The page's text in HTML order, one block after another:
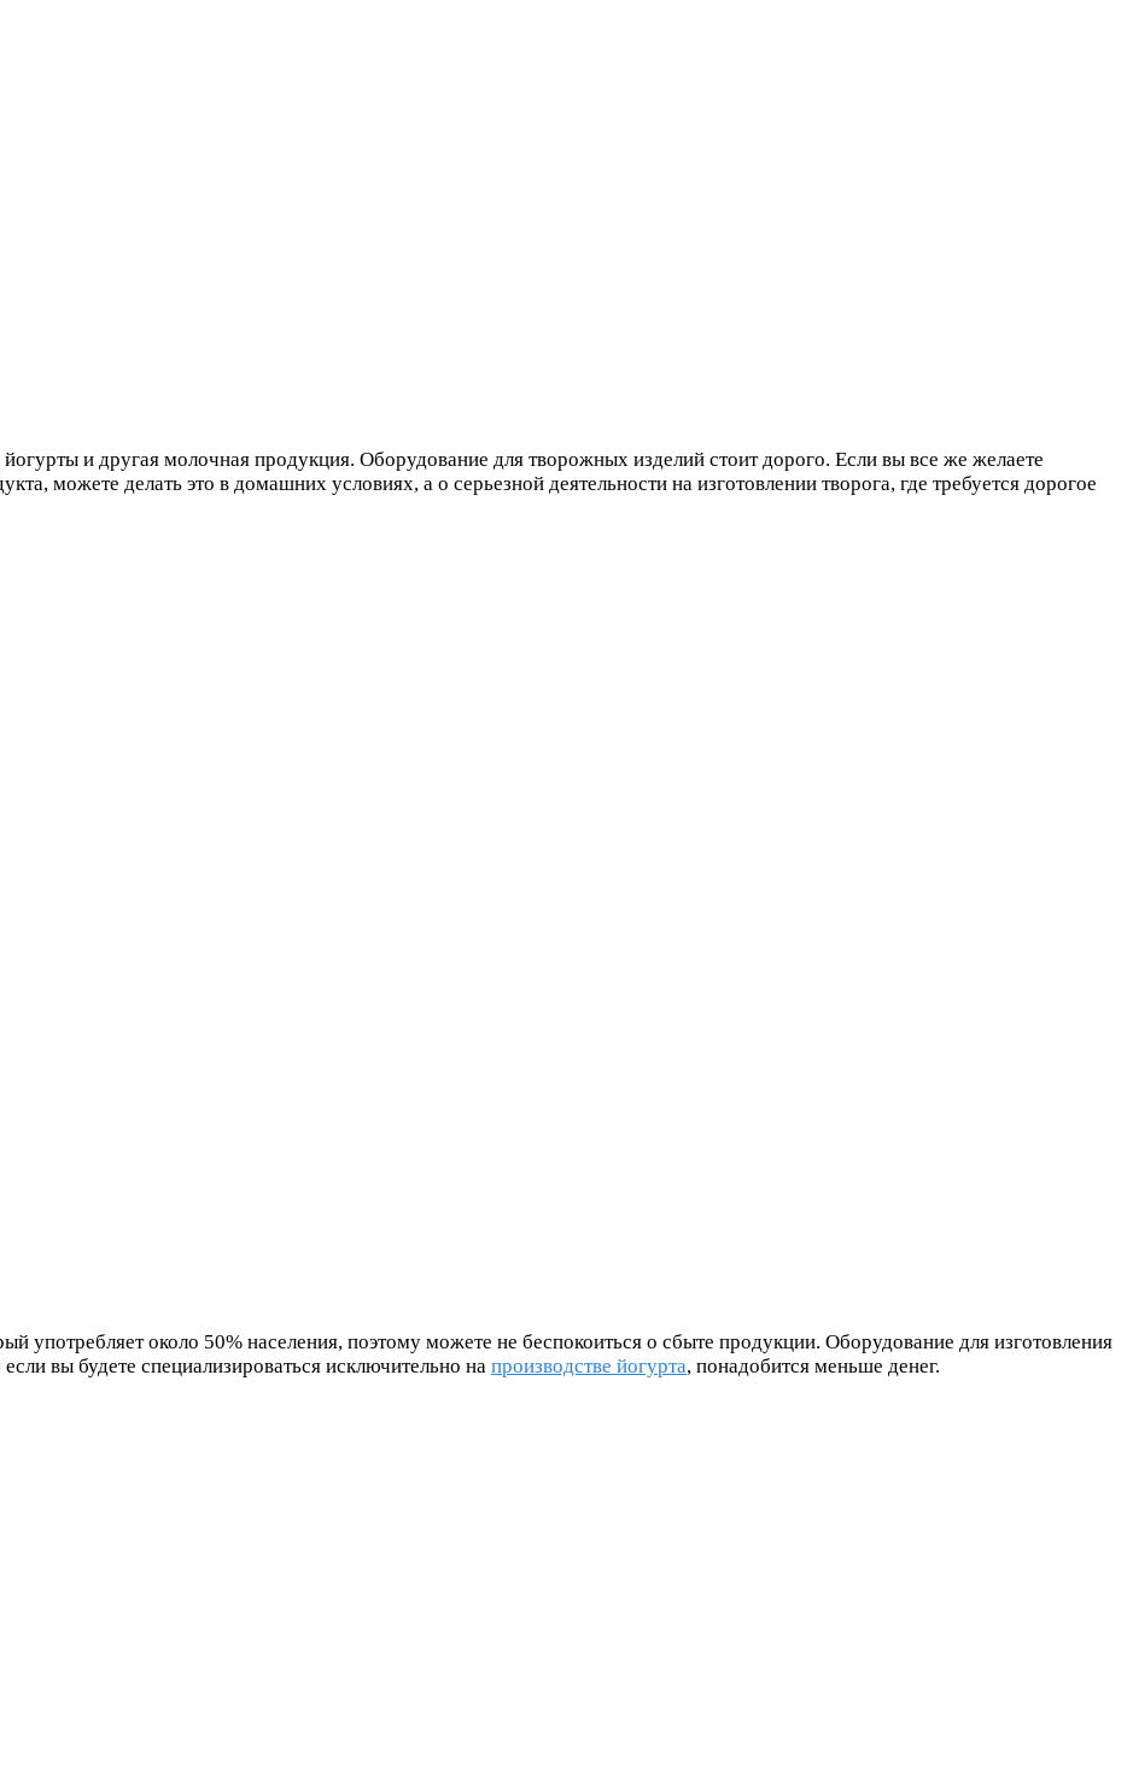
и другая молочная продукция. Оборудование для творожных изделий стоит дорого. Если вы все же желаете
можете делать это в домашних условиях, а о серьезной деятельности на изготовлении творога, где требуется дорогое
употребляет около 50% населения, поэтому можете не беспокоиться о сбыте продукции. Оборудование для изготовления
вы будете специализироваться исключительно на производстве йогурта, понадобится меньше денег.